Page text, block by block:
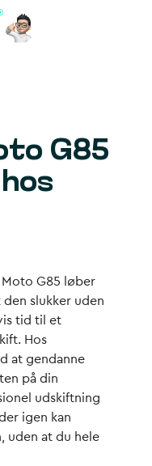
G85
G85 løber
slukker uden
tid til et
Hos
at gendanne
på din
udskiftning
igen kan
uden at du hele